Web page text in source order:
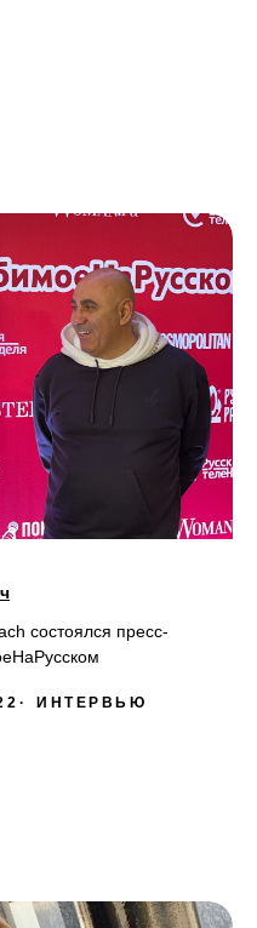
состоялся пресс-
ИНТЕРВЬЮ